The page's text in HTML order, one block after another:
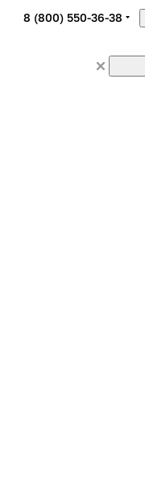
8 (800) 550-36-38